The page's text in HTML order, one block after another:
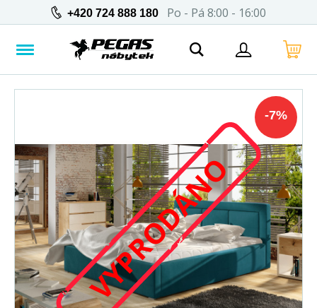
+420 724 888 180 Po - Pá 8:00 - 16:00
VYPRODÁNO
-7%